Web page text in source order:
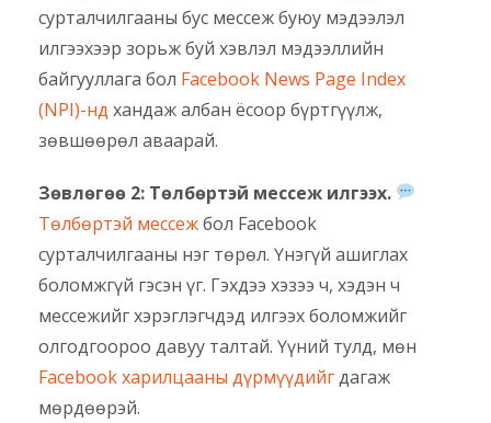
сурталчилгааны бус мессеж буюу мэдээлэл
илгээхээр зорьж буй хэвлэл мэдээллийн
байгууллага бол Facebook News Page Index
(NPI)-нд хандаж албан ёсоор бүртгүүлж,
зөвшөөрөл аваарай.
Зөвлөгөө 2: Төлбөртэй мессеж илгээх.
Төлбөртэй мессежбол Facebook
сурталчилгааны нэг төрөл. Үнэгүй ашиглах
боломжгүй гэсэн үг. Гэхдээ хэзээ ч, хэдэн ч
мессежийг хэрэглэгчдэд илгээх боломжийг
олгодгоороо давуу талтай. Үүний тулд, мөн
Facebook харилцааны дүрмүүдийгдагаж
мөрдөөрэй.